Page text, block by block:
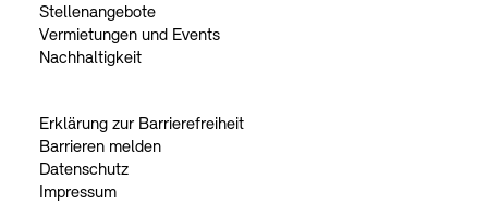
Stellenangebote
Vermietungen und Events
Nachhaltigkeit
Erklärung zur Barrierefreiheit
Barrieren melden
Datenschutz
Impressum